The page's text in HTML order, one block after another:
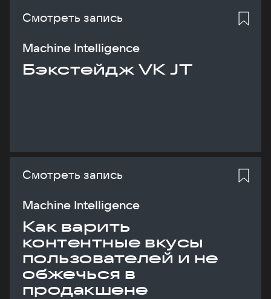
Смотреть запись
Machine Intelligence
Бэкстейдж VK JT
Смотреть запись
Machine Intelligence
Как варить
контентные вкусы
пользователей и не
обжечься в
продакшене